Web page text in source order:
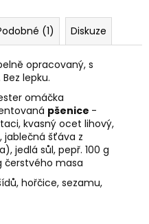
(1) Diskuze
opracovaný, s
lepku.
omáčka
pšenice -
kvasný ocet lihový,
jablečná šťáva z
jedlá sůl, pepř. 100 g
čerstvého masa
hořčice, sezamu,